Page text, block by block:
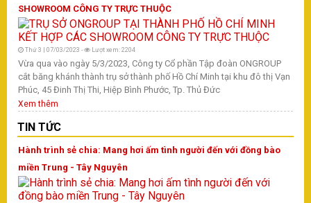
SHOWROOM CÔNG TY TRỰC THUỘC
Thứ 3 | 07/03/2023 - Lượt xem: 2204
Vừa qua vào ngày 5/3/2023, Công ty Cổ phần Tập đoàn ONGROUP
cắt băng khánh thành trụ sở thành phố Hồ Chí Minh tại khu đô thị Vạn
Phúc, 45 Đinh Thị Thi, Hiệp Bình Phước, Tp. Thủ Đức
Xem thêm
TIN TỨC
Hành trình sẻ chia: Mang hơi ấm tình người đến với đồng bào
miền Trung - Tây Nguyên